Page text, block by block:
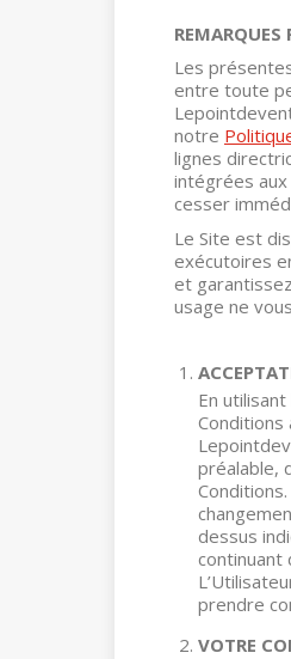
REMARQUES
Les
entre toute
notre
lignes
intégrées aux
cesser
Le Site est
exécutoires
et
usage ne
En
préalable,
dessus
continuant
prendre
VOTRE